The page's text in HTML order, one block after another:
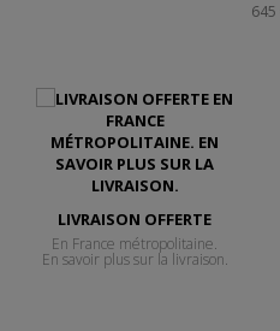
645
LIVRAISON OFFERTE
En France métropolitaine.
En savoir plus sur la livraison.